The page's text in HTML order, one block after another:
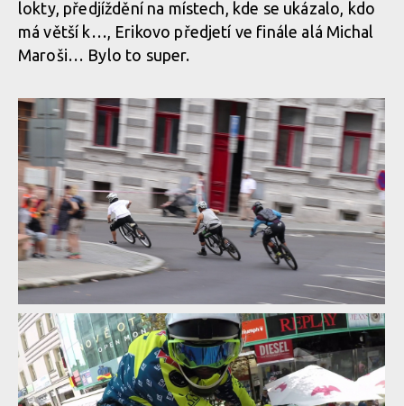
lokty, předjíždění na místech, kde se ukázalo, kdo
má větší k…, Erikovo předjetí ve finále alá Michal
Maroši… Bylo to super.
Report: Erik Irmisch ukořistil King of City Downhill
Report: Erik Irmisch ukořistil King of City Downhill